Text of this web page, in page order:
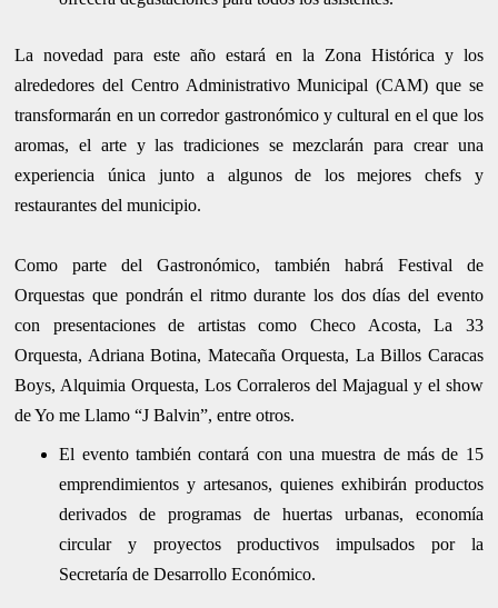
La novedad para este año estará en la Zona Histórica y los
alrededores del Centro Administrativo Municipal (CAM) que se
transformarán en un corredor gastronómico y cultural en el que los
aromas, el arte y las tradiciones se mezclarán para crear una
experiencia única junto a algunos de los mejores chefs y
restaurantes del municipio.
Como parte del Gastronómico, también habrá Festival de
Orquestas que pondrán el ritmo durante los dos días del evento
con presentaciones de artistas como Checo Acosta, La 33
Orquesta, Adriana Botina, Matecaña Orquesta, La Billos Caracas
Boys, Alquimia Orquesta, Los Corraleros del Majagual y el show
de Yo me Llamo “J Balvin”, entre otros.
El evento también contará con una muestra de más de 15
emprendimientos y artesanos, quienes exhibirán productos
derivados de programas de huertas urbanas, economía
circular y proyectos productivos impulsados por la
Secretaría de Desarrollo Económico.